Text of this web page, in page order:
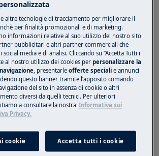
vapore
il ferro in posizione
e attendere prima di utilizzare
getto di vapore.
la temperatura corretta per stirare
il ferro in posizione verticale e
che la spia della temperatura si
altre tecnologie di tracciamento per migliorare il
per finalità promozionali e di marketing.
informazioni relative al suo utilizzo del nostro sito
pubblicitari e altri partner commerciali che
media e di analisi. Cliccando su “Accetta Tutti i
al nostro utilizzo dei cookies perpersonalizzare la
, presentarleofferte speciali e annunci
questo banner tramite l’apposito comando
del sito in assenza di cookie o altri
diversi da quelli tecnici. Per ulteriori
a consultare la nostra Informativa sui
Privacy.
cookie Accetta tutti i cookie